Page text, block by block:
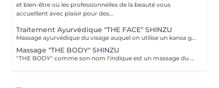
et bien-être où les professionnelles de la beauté vous
accueillent avec plaisir pour des...
Traitement Ayurvédique "THE FACE" SHINZU
Massage ayurvédique du visage auquel on utilise un kansa guérisseur de L'Inde. Celui-ci permet de rééquilibrer les énergies au corps, agit sur des points d'acupression pour améliorer la circulation, détendre les muscles, drainer, anti-stresse et raffermir l'ovale du visage. Résultats: *Détente *Peau lumineuse *Amélioration du tonus musculaire *Diminution des tensions faciales *Améliore les maux de tête *Anti-stress *Draine
Massage "THE BODY" SHINZU
"THE BODY" comme son nom l'indique est un massage du corps complet. (Cuir chevelu compris) Pratiqué à l'aide de KANSAS rugueux (métal guérisseur de l'inde) Voici ce que ce massage vous apportera: *Une meilleur oxygénation et circulation du sang *Il réactivera vos capacités, concentration et clarté mentale *Il améliorera vos défenses immunitaires *Il détoxifiera votre corps (drainage) *Il aidera à la régulation du sommeil *Il soulagera les tensions de la vie quotidienne *Il rééquilibrera vos énergies